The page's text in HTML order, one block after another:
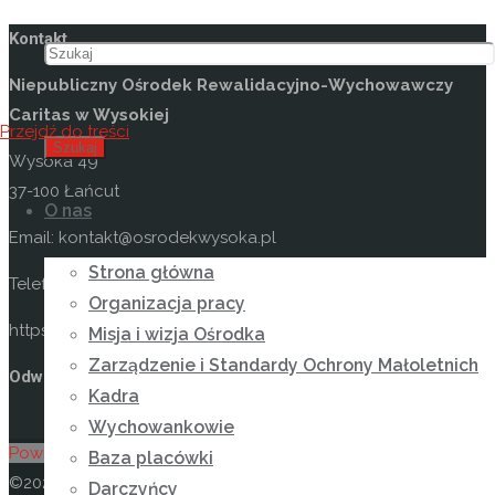
Szukaj
Przejdź do treści
O nas
Strona główna
Organizacja pracy
Misja i wizja Ośrodka
Zarządzenie i Standardy Ochrony Małoletnich
Kadra
Wychowankowie
Baza placówki
Darczyńcy
Kontakt
Niepubliczny Ośrodek Rewalidacyjno-Wychowawczy
Caritas w Wysokiej
Wysoka 49
37-100 Łańcut
Email: kontakt@osrodekwysoka.pl
Telefon: (17) 22 58 055
https://osrodekwysoka.pl
Odwiedź nas na facebooku
Powrót na górę
©2026 Niepubliczny Ośrodek Rewalidacyjno-